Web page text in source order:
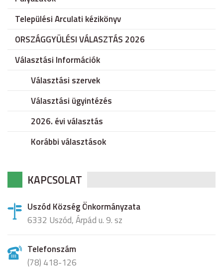
Települési Arculati kézikönyv
ORSZÁGGYÜLÉSI VÁLASZTÁS 2026
Választási Információk
Választási szervek
Választási ügyintézés
2026. évi választás
Korábbi választások
KAPCSOLAT
Uszód Község Önkormányzata
6332 Uszód, Árpád u. 9. sz
Telefonszám
(78) 418-126